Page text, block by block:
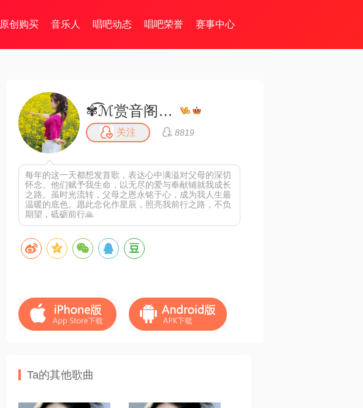
原创购买 音乐人 唱吧动态 唱吧荣誉 赛事中心
✾͡ℳ赏音阁妍妍✾͡ ₯㎕͡ ζั✾͡
关注 8819
每年的这一天都想发首歌，表达心中满溢对父母的深切
怀念。他们赋予我生命，以无尽的爱与奉献铺就我成长
之路。虽时光流转，父母之恩永铭于心，成为我人生最
温暖的底色。愿此念化作星辰，照亮我前行之路，不负
期望，砥砺前行🙏
Ta的其他歌曲